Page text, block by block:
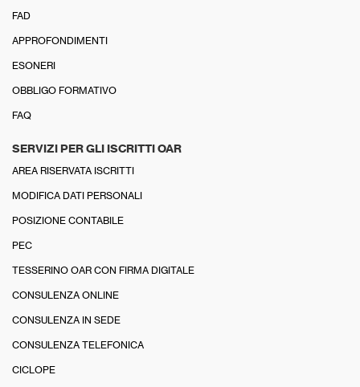
FAD
APPROFONDIMENTI
ESONERI
OBBLIGO FORMATIVO
FAQ
SERVIZI PER GLI ISCRITTI OAR
AREA RISERVATA ISCRITTI
MODIFICA DATI PERSONALI
POSIZIONE CONTABILE
PEC
TESSERINO OAR CON FIRMA DIGITALE
CONSULENZA ONLINE
CONSULENZA IN SEDE
CONSULENZA TELEFONICA
CICLOPE